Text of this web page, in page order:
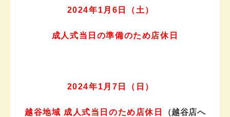
2024年1月6日（土）
成人式当日の準備のため店休日
2024年1月7日（日）
越谷地域 成人式当日のため店休日
（越谷店へ